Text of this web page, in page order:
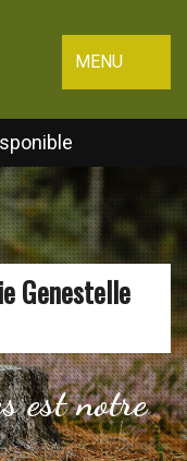
MENU
Genestelle
est notre